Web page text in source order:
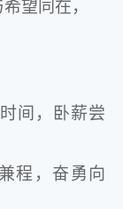
望同在，
间，卧薪尝
程，奋勇向